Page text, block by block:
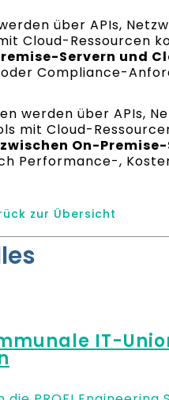
über APIs,
Cloud-Ressourcen
Servern und
Compliance-
werden über APIs,
mit Cloud-
On-
Performance-,
zur Übersicht
IT-